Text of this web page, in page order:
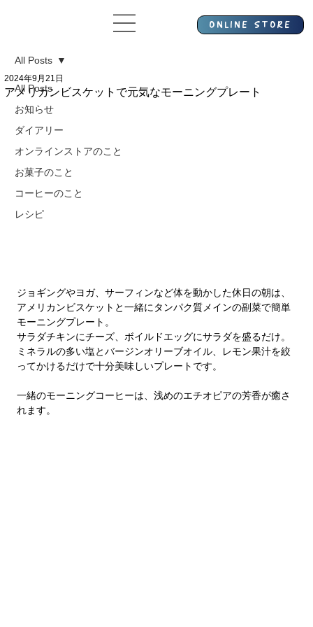
All Posts
お知らせ
ダイアリー
オンラインストアのこと
お菓子のこと
コーヒーのこと
レシピ
All Posts
アメリカンビスケットで元気なモーニングプレート
2024年9月21日
ジョギングやヨガ、サーフィンなど体を動かした休日の朝は、
アメリカンビスケットと一緒にタンパク質メインの副菜で簡単
モーニングプレート。
サラダチキンにチーズ、ボイルドエッグにサラダを盛るだけ。
ミネラルの多い塩とバージンオリーブオイル、レモン果汁を絞
ってかけるだけで十分美味しいプレートです。
一緒のモーニングコーヒーは、浅めのエチオピアの芳香が癒さ
れます。